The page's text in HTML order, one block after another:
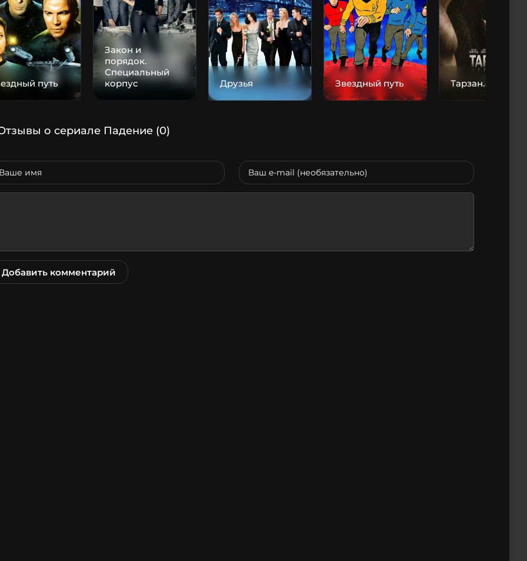
путь
Закон и
порядок.
Специальный
корпус
Друзья Звездный путь Тарзан. Легенда
о сериале Падение (0)
Добавить комментарий